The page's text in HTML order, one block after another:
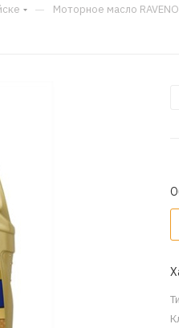
— Моторное масло